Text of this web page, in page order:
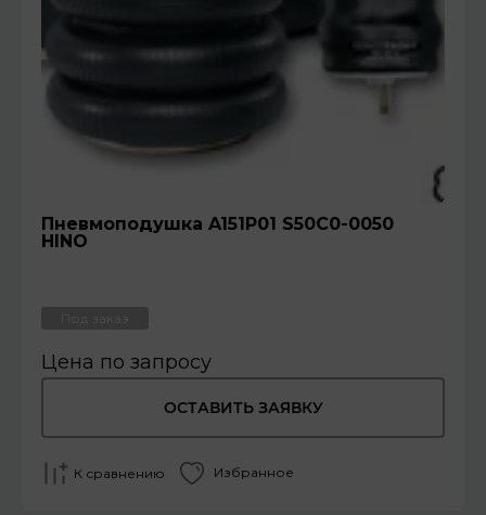
Пневмоподушка A151P01 S50C0-0050
HINO
Цена по запросу
ОСТАВИТЬ ЗАЯВКУ
К сравнению Избранное